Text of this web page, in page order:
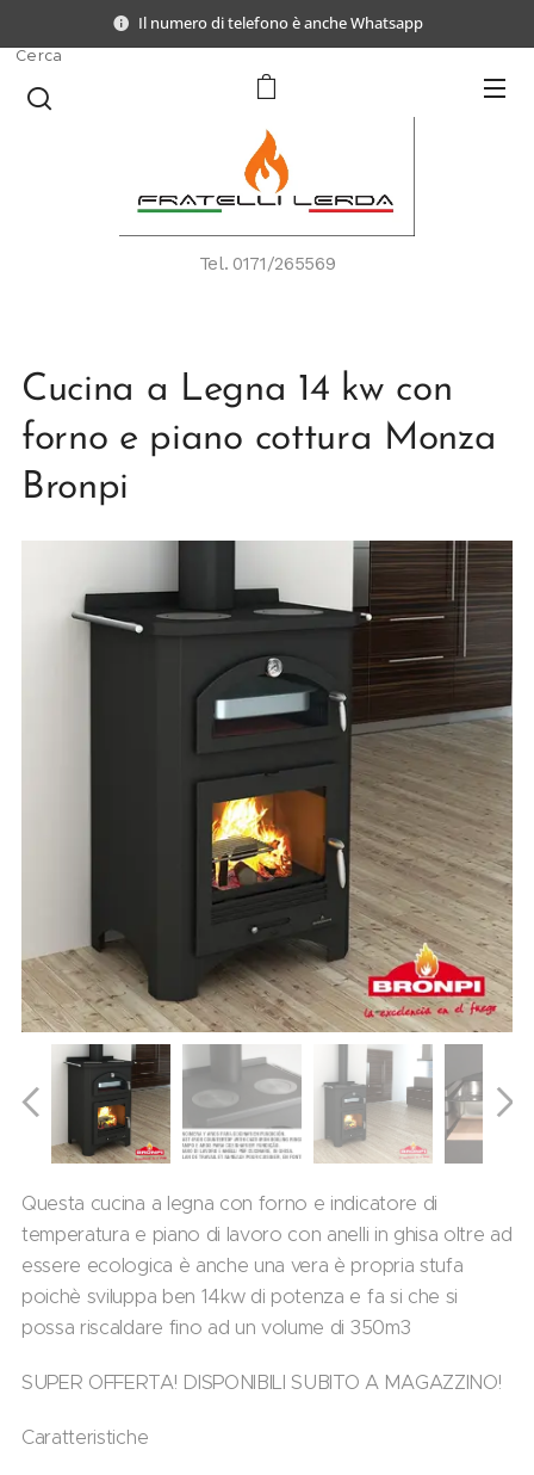
Il numero di telefono è anche Whatsapp
Tel. 0171/265569
Cerca
Cucina a Legna 14 kw con
forno e piano cottura Monza
Bronpi
Questa cucina a legna con forno e indicatore di
temperatura e piano di lavoro con anelli in ghisa oltre ad
essere ecologica è anche una vera è propria stufa
poichè sviluppa ben 14kw di potenza e fa si che si
possa riscaldare fino ad un volume di 350m3
SUPER OFFERTA! DISPONIBILI SUBITO A MAGAZZINO!
Caratteristiche